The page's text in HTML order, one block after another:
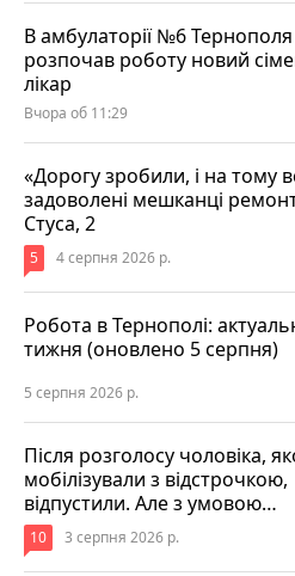
В амбулаторії №6 Тернополя
розпочав роботу новий
лікар
Вчора об 11:29
«Дорогу зробили, і на тому
задоволені мешканці
Стуса, 2
5 4 серпня 2026 р.
Робота в Тернополі:
тижня (оновлено 5 серпня)
5 серпня 2026 р.
Після розголосу чоловіка,
мобілізували з відстрочкою,
відпустили. Але з умовою…
10 3 серпня 2026 р.